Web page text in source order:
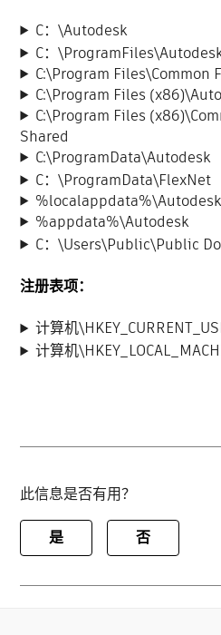
C：\Autodesk
C：
C:\Program Files\Common
C:\Program Files
C:\Program Files
Shared
C:\ProgramData\Autodesk
C：\ProgramData\FlexNet
%localappdata%\Autodesk
%appdata%\Autodesk
C：\Users\Public\Public
注册表项：
计算机
计算机
此信息是否有用？
是 否